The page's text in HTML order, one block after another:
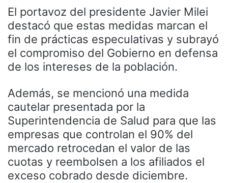
El portavoz del presidente Javier Milei
destacó que estas medidas marcan el
fin de prácticas especulativas y subrayó
el compromiso del Gobierno en defensa
de los intereses de la población.
Además, se mencionó una medida
cautelar presentada por la
Superintendencia de Salud para que las
empresas que controlan el 90% del
mercado retrocedan el valor de las
cuotas y reembolsen a los afiliados el
exceso cobrado desde diciembre.